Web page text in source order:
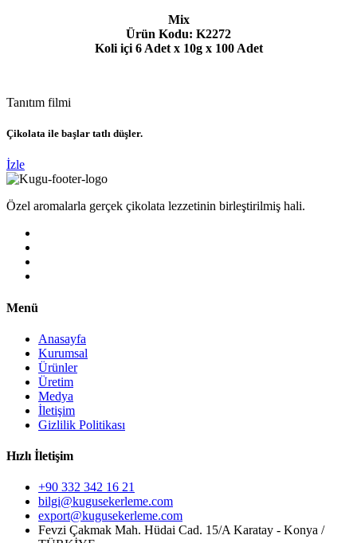
Mix
Ürün Kodu: K2272
Koli içi 6 Adet x 10g x 100 Adet
Tanıtım filmi
Çikolata ile başlar tatlı düşler.
İzle
Özel aromalarla gerçek çikolata lezzetinin birleştirilmiş hali.
Menü
Anasayfa
Kurumsal
Ürünler
Üretim
Medya
İletişim
Gizlilik Politikası
Hızlı İletişim
+90 332 342 16 21
bilgi@kugusekerleme.com
export@kugusekerleme.com
Fevzi Çakmak Mah. Hüdai Cad. 15/A Karatay - Konya /